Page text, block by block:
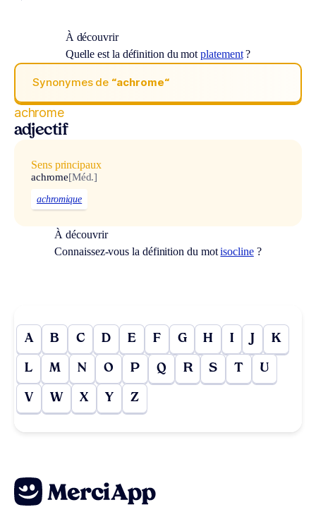
À découvrir
Quelle est la définition du motplatement?
Synonymes de “achrome“
achrome
adjectif
Sens principaux
achrome[Méd.]
achromique
À découvrir
Connaissez-vous la définition du motisocline?
A B C D E F G H I J K
L M N O P Q R S T U
V W X Y Z